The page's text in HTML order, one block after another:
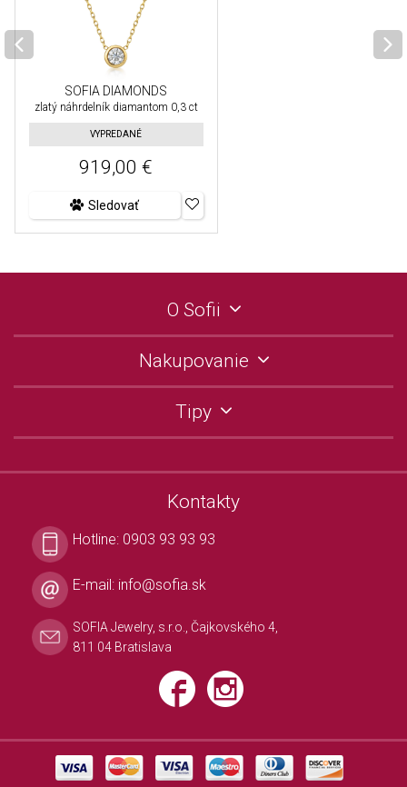
SOFIA DIAMONDS
zlatý náhrdelník diamantom 0,3 ct
VYPREDANÉ
919,00 €
Sledovať
O Sofii
Nakupovanie
Tipy
Kontakty
Hotline: 0903 93 93 93
E-mail: info@sofia.sk
SOFIA Jewelry, s.r.o., Čajkovského 4,
811 04 Bratislava